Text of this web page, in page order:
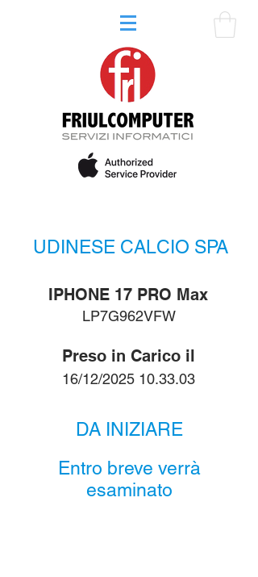
UDINESE CALCIO SPA
LP7G962VFW
IPHONE 17 PRO Max
Preso in Carico il
16/12/2025 10.33.03
DA INIZIARE
Entro breve verrà
esaminato